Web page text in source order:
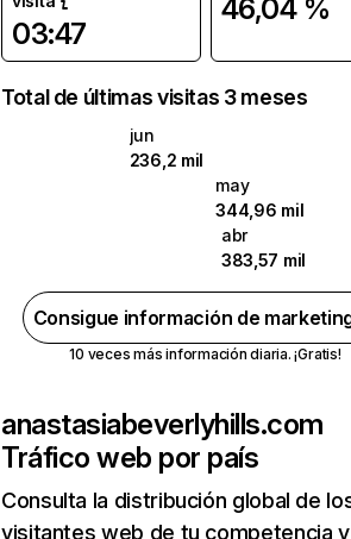
03:47
46,04 %
Total de últimas visitas 3 meses
jun
236,2 mil
may
344,96 mil
abr
383,57 mil
Consigue información de
10 veces más información diaria. ¡Gratis!
anastasiabeverlyhills.com
Tráfico web por país
Consulta la distribución global de
visitantes web de tu competencia y